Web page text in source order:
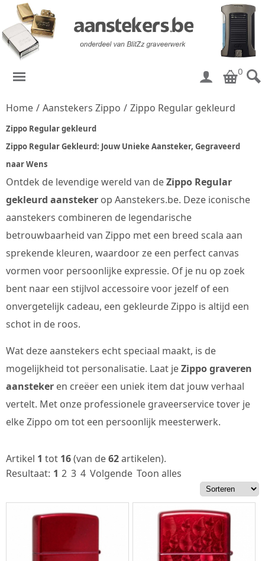
0
Home / Aanstekers Zippo / Zippo Regular gekleurd
Zippo Regular gekleurd
Zippo Regular Gekleurd: Jouw Unieke Aansteker, Gegraveerd
naar Wens
Ontdek de levendige wereld van deZippo Regular
gekleurd aansteker op Aanstekers.be. Deze iconische
aanstekers combineren de legendarische
betrouwbaarheid van Zippo met een breed scala aan
sprekende kleuren, waardoor ze een perfect canvas
vormen voor persoonlijke expressie. Of je nu op zoek
bent naar een stijlvol accessoire voor jezelf of een
onvergetelijk cadeau, een gekleurde Zippo is altijd een
schot in de roos.
Wat deze aanstekers echt speciaal maakt, is de
mogelijkheid tot personalisatie. Laat jeZippo graveren
aansteker en creëer een uniek item dat jouw verhaal
vertelt. Met onze professionele graveerservice tover je
elke Zippo om tot een persoonlijk meesterwerk.
Artikel 1 tot 16(van de62artikelen).
Resultaat: 1 2 3 4 Volgende Toon alles